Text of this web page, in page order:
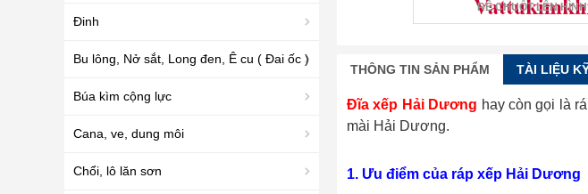
RÊ CHUỘT LÊN
THÔNG TIN SẢN PHẨM TÀI LIỆU
Đĩa xếp Hải Dương hay còn gọi là
mài Hải Dương.
1. Ưu điểm của ráp xếp Hải Dương
Đinh
Bu lông, Nở sắt, Long đen, Ê cu ( Đai ốc )
Búa kìm cộng lực
Cana, ve, dung môi
Chổi, lô lăn sơn